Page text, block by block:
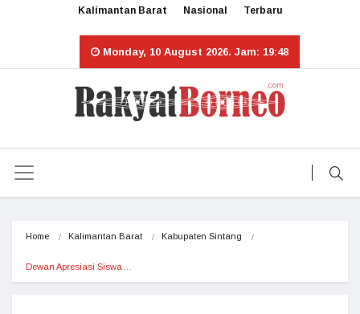
Kalimantan Barat Nasional Terbaru
Monday, 10 August 2026. Jam: 19:48
Home Kalimantan Barat Kabupaten Sintang
Dewan Apresiasi Siswa…